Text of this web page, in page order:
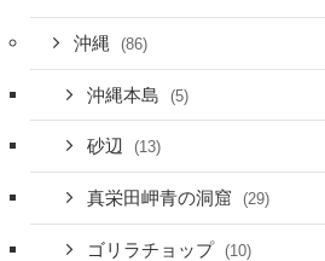
沖縄 (86)
沖縄本島 (5)
砂辺 (13)
真栄田岬青の洞窟 (29)
ゴリラチョップ (10)